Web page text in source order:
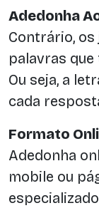
Adedonha
Contrário,
palavras
Ou seja, a
cada
Formato
Adedonha
mobile ou